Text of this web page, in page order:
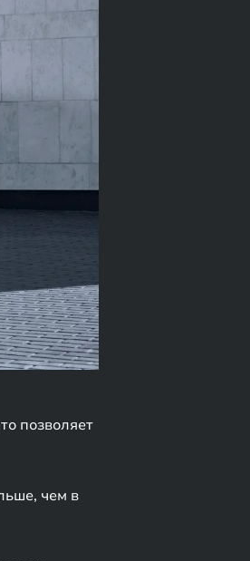
позволяет
чем в